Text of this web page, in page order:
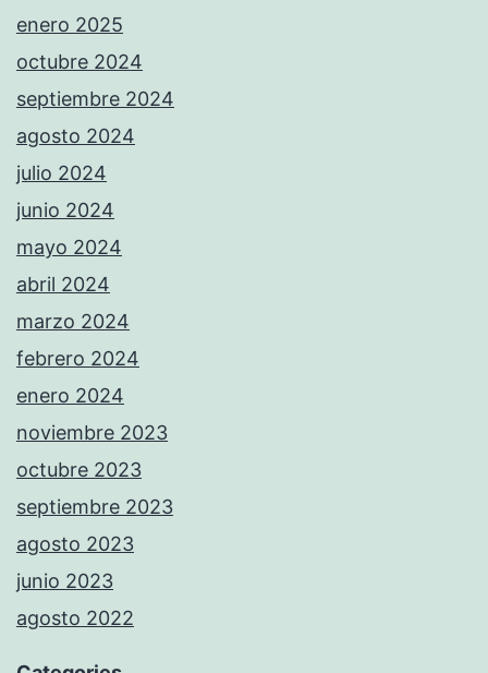
enero 2025
octubre 2024
septiembre 2024
agosto 2024
julio 2024
junio 2024
mayo 2024
abril 2024
marzo 2024
febrero 2024
enero 2024
noviembre 2023
octubre 2023
septiembre 2023
agosto 2023
junio 2023
agosto 2022